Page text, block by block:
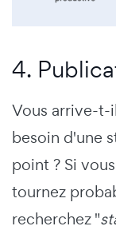
4.
Vous arrive-t-
besoin d'une
point ? Si
tournez
recherchez "